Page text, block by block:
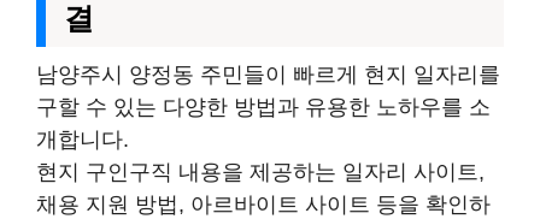
결
남양주시 양정동 주민들이 빠르게 현지 일자리를
구할 수 있는 다양한 방법과 유용한 노하우를 소
개합니다.
현지 구인구직 내용을 제공하는 일자리 사이트,
채용 지원 방법, 아르바이트 사이트 등을 확인하